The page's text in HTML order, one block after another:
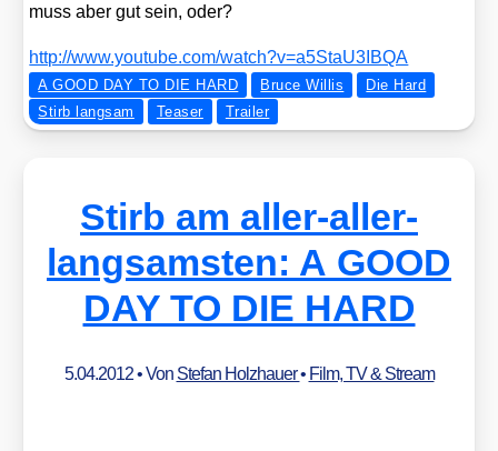
muss aber gut sein, oder?
http://​www​.you​tube​.com/​w​a​t​c​h​?​v​=​a​5​S​t​a​U​3​I​BQA
A GOOD DAY TO DIE HARD Bruce Willis
Die Hard
Stirb langsam
Teaser Trailer
Stirb am aller-aller-
langsamsten: A GOOD
DAY TO DIE HARD
5.04.2012• Von Stefan Holzhauer• Film, TV & Stream